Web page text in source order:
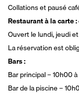
Collations et pausé
Restaurant à la carte
Ouvert le lundi, jeudi
La réservation est
Bars :
Bar principal – 10h00
Bar de la piscine –